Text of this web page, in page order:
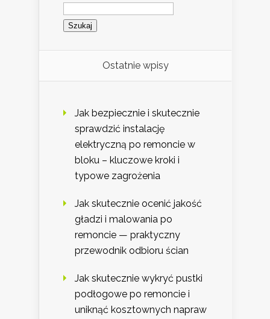
Szukaj:
Ostatnie wpisy
Jak bezpiecznie i skutecznie
sprawdzić instalację
elektryczną po remoncie w
bloku – kluczowe kroki i
typowe zagrożenia
Jak skutecznie ocenić jakość
gładzi i malowania po
remoncie — praktyczny
przewodnik odbioru ścian
Jak skutecznie wykryć pustki
podłogowe po remoncie i
uniknąć kosztownych napraw